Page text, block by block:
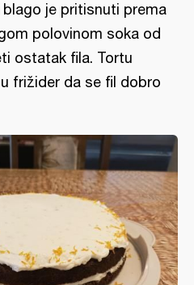
je pritisnuti prema
polovinom soka od
ostatak fila. Tortu
frižider da se fil dobro